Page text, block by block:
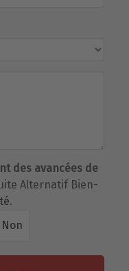
des avancées de
Alternatif Bien-
.
Non